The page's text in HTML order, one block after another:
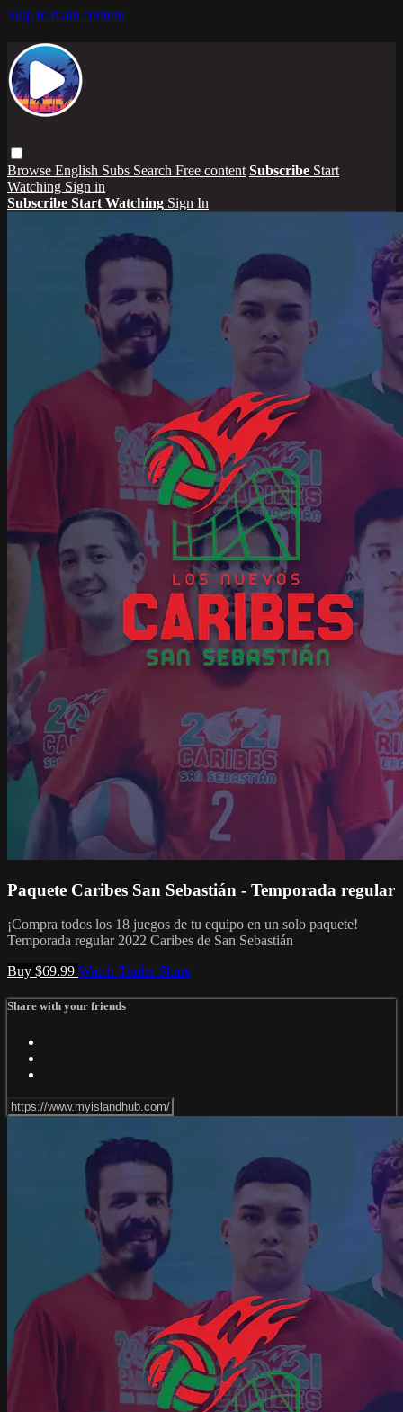
Skip to main content
Browse English Subs Search Free content Subscribe Start
Watching Sign in
Subscribe Start Watching Sign In
Paquete Caribes San Sebastián - Temporada regular
¡Compra todos los 18 juegos de tu equipo en un solo paquete!
Temporada regular 2022 Caribes de San Sebastián
Buy $69.99 Watch Trailer Share
Share with your friends